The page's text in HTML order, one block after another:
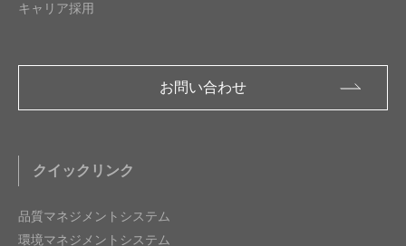
キャリア採用
お問い合わせ
クイックリンク
品質マネジメントシステム
環境マネジメントシステム